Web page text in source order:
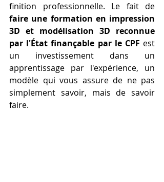
faire une formation en impression
3D et modélisation 3D reconnue
par l'État finançable par le CPF est
un investissement dans un
apprentissage par l'expérience, un
modèle qui vous assure de ne pas
simplement savoir, mais de savoir
faire.